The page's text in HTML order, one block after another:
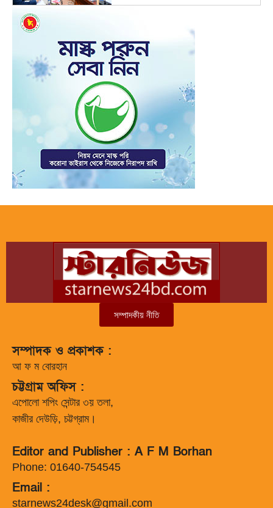
সম্পাদকীয় নীতি
সম্পাদক ও প্রকাশক :
আ ফ ম বোরহান
চট্টগ্রাম অফিস :
এপোলো শপিং সেন্টার ৩য় তলা,
কাজীর দেউড়ি, চট্টগ্রাম।
Editor and Publisher : A F M Borhan
Phone: 01640-754545
Email :
starnews24desk@gmail.com